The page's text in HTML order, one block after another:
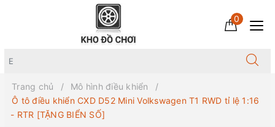
0
Trang chủ
Mô hình điều khiển
Ô tô điều khiển CXD D52 Mini Volkswagen T1 RWD tỉ lệ 1:16
- RTR [TẶNG BIỂN SỐ]